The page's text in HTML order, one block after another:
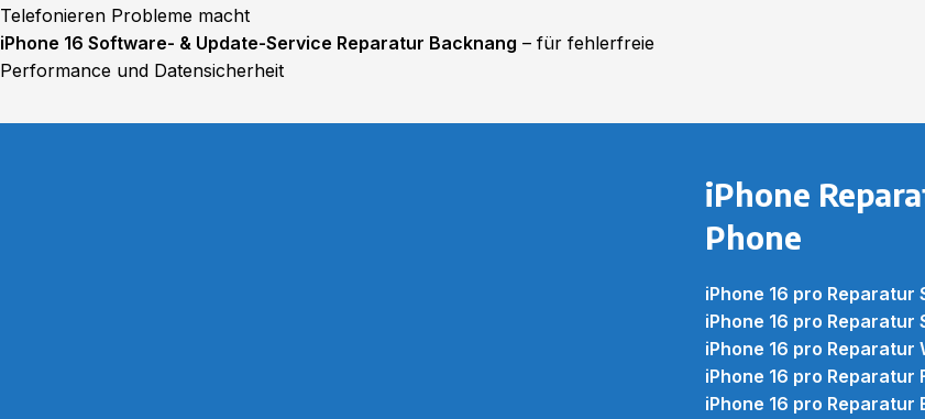
Telefonieren Probleme macht
iPhone 16 Software- & Update-Service Reparatur Backnang – für fehlerfreie
Performance und Datensicherheit
iPhone
Phone
iPhone 16 pro Reparatur
iPhone 16 pro Reparatur
iPhone 16 pro Reparatur
iPhone 16 pro Reparatur
iPhone 16 pro Reparatur